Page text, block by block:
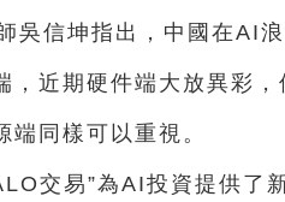
吳信坤指出，中國在AI
近期硬件端大放異彩，
同樣可以重視。
交易”為AI投資提供了